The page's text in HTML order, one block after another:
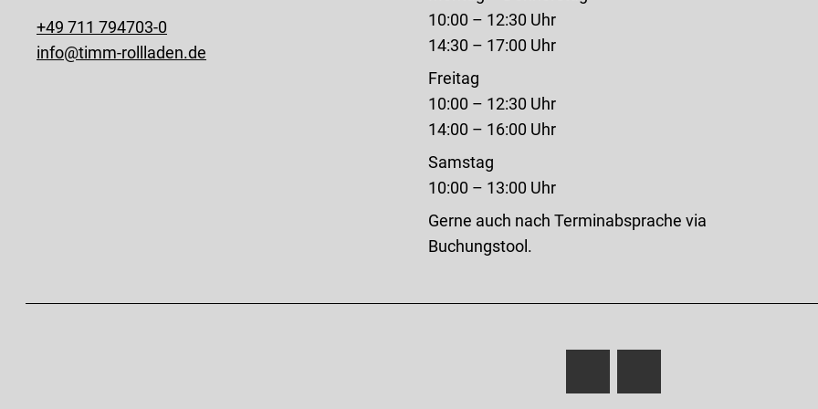
+49 711 794703-0
info@timm-rollladen.de
10:00 – 12:30 Uhr
14:30 – 17:00 Uhr
Freitag
10:00 – 12:30 Uhr
14:00 – 16:00 Uhr
Samstag
10:00 – 13:00 Uhr
Gerne auch nach Terminabsprache via
Buchungstool.